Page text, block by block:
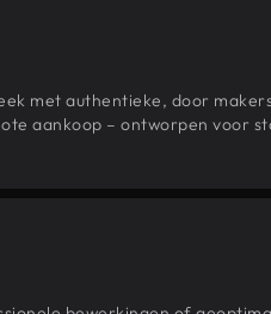
met authentieke, door
aankoop – ontworpen voor